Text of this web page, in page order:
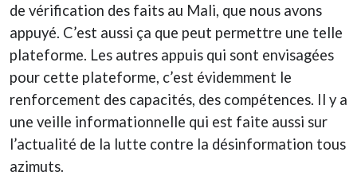
de vérification des faits au Mali, que nous avons
appuyé. C’est aussi ça que peut permettre une telle
plateforme. Les autres appuis qui sont envisagées
pour cette plateforme, c’est évidemment le
renforcement des capacités, des compétences. Il y a
une veille informationnelle qui est faite aussi sur
l’actualité de la lutte contre la désinformation tous
azimuts.